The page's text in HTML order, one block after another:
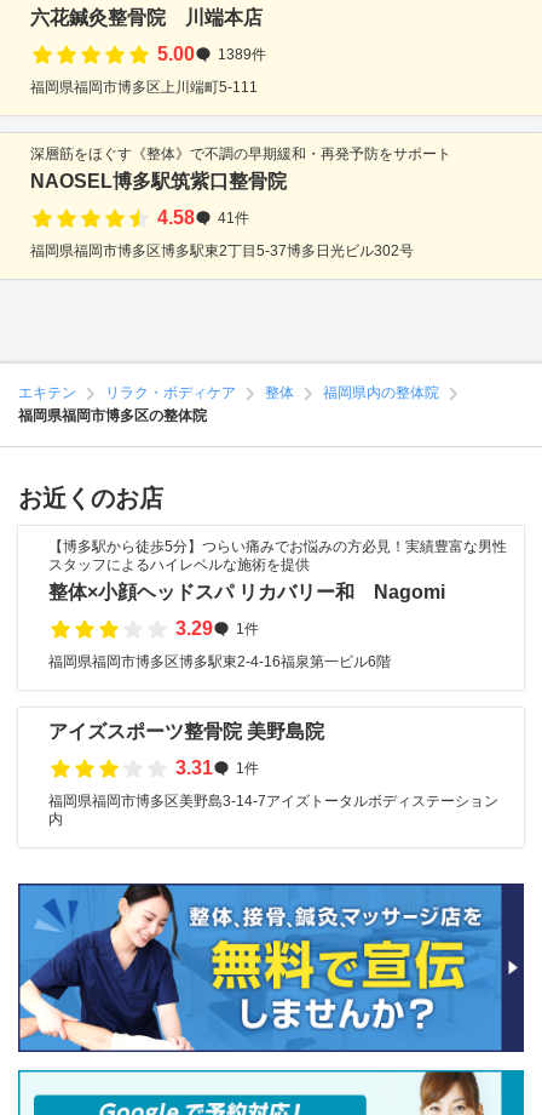
六花鍼灸整骨院 川端本店
5.00
1389件
福岡県福岡市博多区上川端町5-111
深層筋をほぐす《整体》で不調の早期緩和・再発予防をサポート
NAOSEL博多駅筑紫口整骨院
4.58
41件
福岡県福岡市博多区博多駅東2丁目5-37博多日光ビル302号
エキテン リラク・ボディケア 整体
福岡県内の整体院
福岡県福岡市博多区の整体院
お近くのお店
【博多駅から徒歩5分】つらい痛みでお悩みの方必見！実績豊富な男性
スタッフによるハイレベルな施術を提供
整体×小顔ヘッドスパ リカバリー和 Nagomi
3.29
1件
福岡県福岡市博多区博多駅東2-4-16福泉第一ビル6階
アイズスポーツ整骨院 美野島院
3.31
1件
福岡県福岡市博多区美野島3-14-7アイズトータルボディステーション
内